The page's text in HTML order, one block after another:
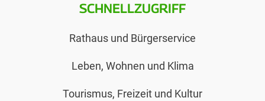
SCHNELLZUGRIFF
Rathaus und Bürgerservice
Leben, Wohnen und Klima
Tourismus, Freizeit und Kultur